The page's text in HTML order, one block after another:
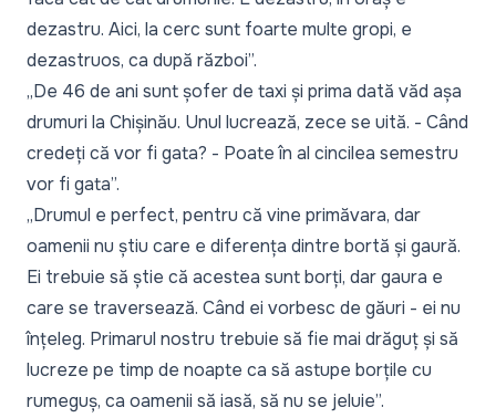
dezastru. Aici, la cerc sunt foarte multe gropi, e
dezastruos, ca după război”.
„De 46 de ani sunt șofer de taxi și prima dată văd așa
drumuri la Chișinău. Unul lucrează, zece se uită. - Când
credeți că vor fi gata? - Poate în al cincilea semestru
vor fi gata”.
„Drumul e perfect, pentru că vine primăvara, dar
oamenii nu știu care e diferența dintre bortă și gaură.
Ei trebuie să știe că acestea sunt borți, dar gaura e
care se traversează. Când ei vorbesc de găuri - ei nu
înțeleg. Primarul nostru trebuie să fie mai drăguț și să
lucreze pe timp de noapte ca să astupe borțile cu
rumeguș, ca oamenii să iasă, să nu se jeluie”.